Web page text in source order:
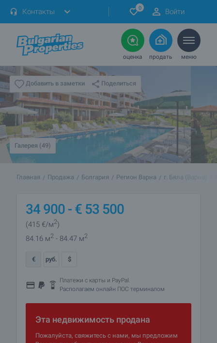
Контакты 0 Войти
оценка продать меню
Добавить в заметки Поделиться
Галерея (49)
Главная Продажа Болгария Регион Варна г. Бяла (Варна)
34 900 - € 53 500
(415 €/м2)
84.16 м2 - 84.47 м2
€ руб. $
Платежи с карты и PayPal.
Располагаем онлайн ПОС терминалом
Эта недвижимость продана
Пожалуйста, свяжитесь с нами, мы предложим